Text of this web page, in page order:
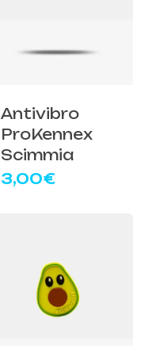
Antivibro
ProKennex
Scimmia
3,00€